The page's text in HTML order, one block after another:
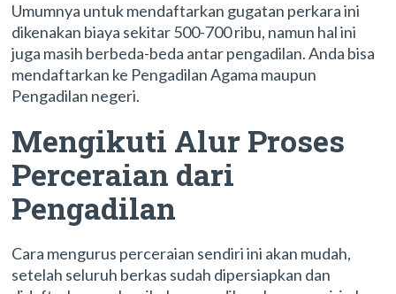
Umumnya untuk mendaftarkan gugatan perkara ini
dikenakan biaya sekitar 500-700 ribu, namun hal ini
juga masih berbeda-beda antar pengadilan. Anda bisa
mendaftarkan ke Pengadilan Agama maupun
Pengadilan negeri.
Mengikuti Alur Proses
Perceraian dari
Pengadilan
Cara mengurus perceraian sendiri ini akan mudah,
setelah seluruh berkas sudah dipersiapkan dan